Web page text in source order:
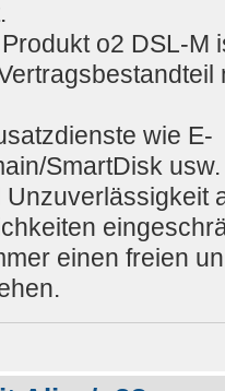
o2 DSL-M
wie E-
SmartDisk
einen freien